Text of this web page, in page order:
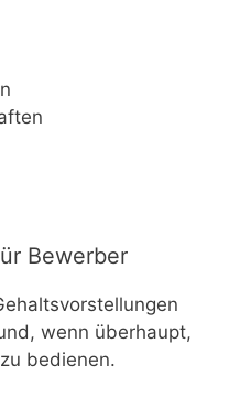
Bewerber
wenn überhaupt,
bedienen.